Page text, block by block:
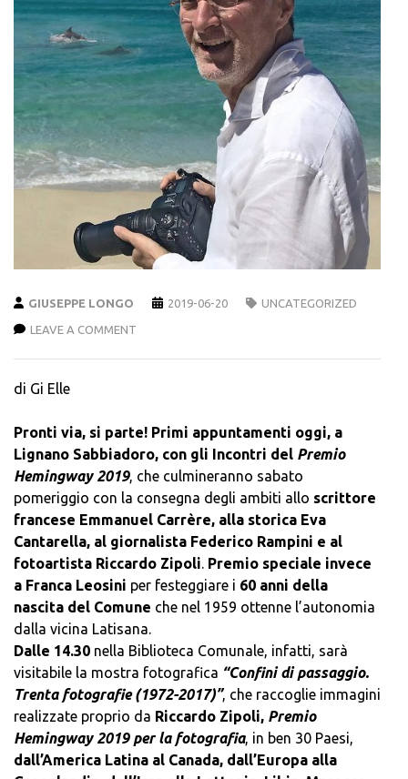
GIUSEPPE LONGO 2019-06-20 UNCATEGORIZED
LEAVE A COMMENT
di Gi Elle
Pronti via, si parte! Primi appuntamenti oggi, a
Lignano Sabbiadoro, con gli Incontri del Premio
Hemingway 2019, che culmineranno sabato
pomeriggio con la consegna degli ambiti allo scrittore
francese Emmanuel Carrère, alla storica Eva
Cantarella, al giornalista Federico Rampini e al
fotoartista Riccardo Zipoli. Premio speciale invece
a Franca Leosini per festeggiare i 60 anni della
nascita del Comune che nel 1959 ottenne l’autonomia
dalla vicina Latisana.
Dalle 14.30 nella Biblioteca Comunale, infatti, sarà
visitabile la mostra fotografica “Confini di passaggio.
Trenta fotografie (1972-2017)”, che raccoglie immagini
realizzate proprio da Riccardo Zipoli, Premio
Hemingway 2019 per la fotografia, in ben 30 Paesi,
dall’America Latina al Canada, dall’Europa alla